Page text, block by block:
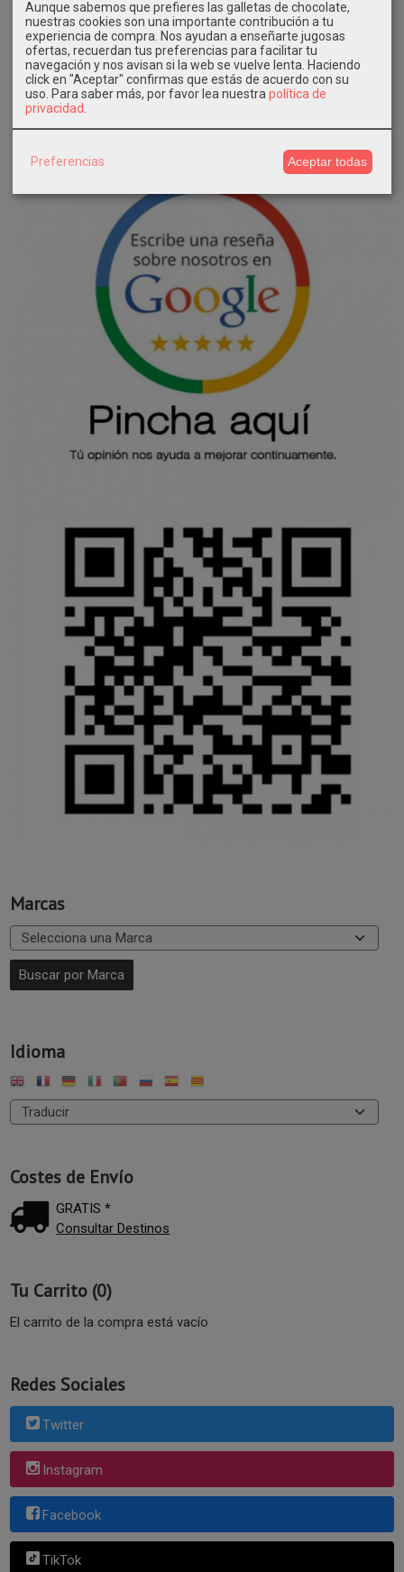
Marcas
Idioma
Costes de Envío
GRATIS *
Consultar Destinos
Tu Carrito (0)
El carrito de la compra está vacío
Redes Sociales
Twitter
Instagram
Facebook
TikTok
10,00 €
33,90 €
30,95 €
61,90 €
15,00 €
34,90 €
71,90 €
Aunque sabemos que prefieres las galletas de chocolate,
nuestras cookies son una importante contribución a tu
experiencia de compra. Nos ayudan a enseñarte jugosas
ofertas, recuerdan tus preferencias para facilitar tu
navegación y nos avisan si la web se vuelve lenta. Haciendo
click en "Aceptar" confirmas que estás de acuerdo con su
uso. Para saber más, por favor lea nuestra política de
privacidad
Preferencias Aceptar todas